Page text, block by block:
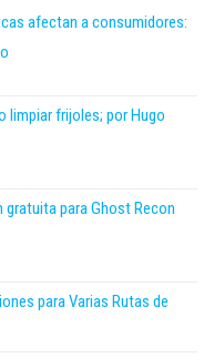
afectan a consumidores:
limpiar frijoles; por Hugo
para Ghost Recon
para Varias Rutas de